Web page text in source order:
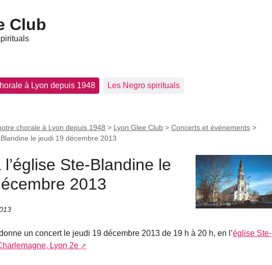
Club
à Lyon depuis 1948 Les Negro spirituals
chorale à Lyon depuis 1948 > Lyon Glee Club > Concerts et événements >
le jeudi 19 décembre 2013
Ste-Blandine le
2013
un concert le jeudi 19 décembre 2013 de 19 h à 20 h, en l’église Ste-
Lyon 2e